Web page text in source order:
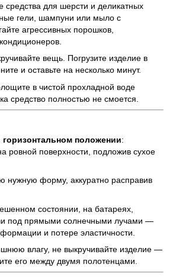
средства для шерсти и деликатных
гели, шампуни или мыло с
агрессивных порошков,
вещь. Погрузите изделие в
и оставьте на несколько минут.
в чистой прохладной воде
средство полностью не смоется.
горизонтальном положении:
ровной поверхности, подложив сухое
нужную форму, аккуратно расправив
состоянии, на батареях,
под прямыми солнечными лучами —
и потере эластичности.
влагу, не выкручивайте изделие —
его между двумя полотенцами.